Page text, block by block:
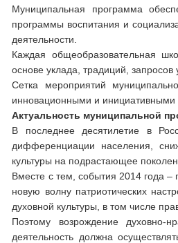
Муниципальная программа
программы воспитания и
деятельности.
Каждая общеобразовательная
основе уклада, традиций,
Сетка мероприятий
инновационными и
Актуальность муниципальной
В последнее десятилетие в
дифференциации населения,
культуры на подрастающее
Вместе с тем, события 2014 года
новую волну патриотических
духовной культуры, в том числе
Поэтому возрождение духовно-
деятельность должна